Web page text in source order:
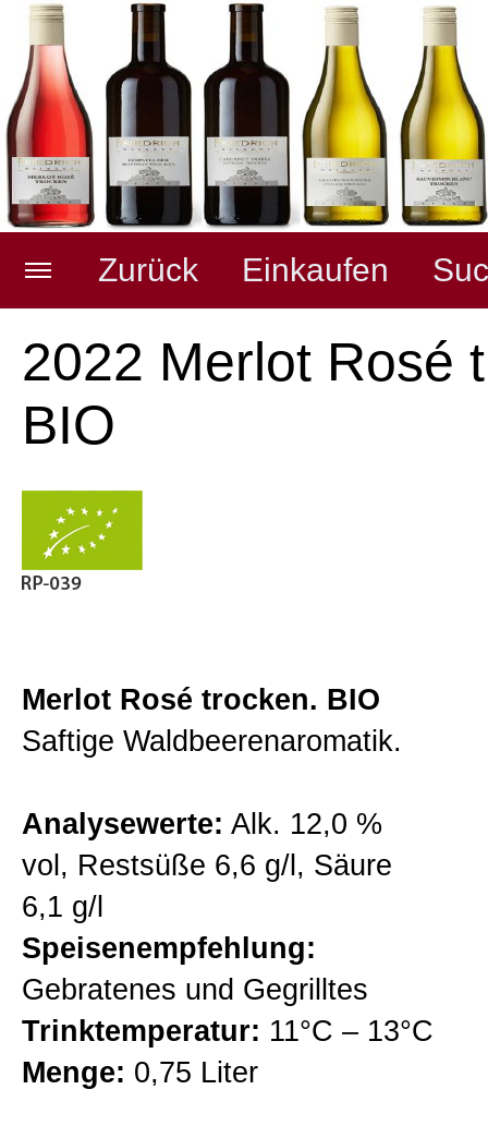
Zurück Einkaufen
Weingut
Pfälzer Weine
Gutsweine
Lagenweine
Premiumweine
Barriqueweine
Sekt/Traubensaft
Probierpakete
Auszeichnungen
Merkzettel anzeigen
Warenkorb anzeigen
Zur Kasse gehen
2022 Merlot Rosé
BIO
Merlot Rosé trocken. BIO
Saftige Waldbeerenaromatik.
Analysewerte: Alk. 12,0 %
vol, Restsüße 6,6 g/l, Säure
6,1 g/l
Speisenempfehlung:
Gebratenes und Gegrilltes
Trinktemperatur: 11°C – 13°C
Menge: 0,75 Liter